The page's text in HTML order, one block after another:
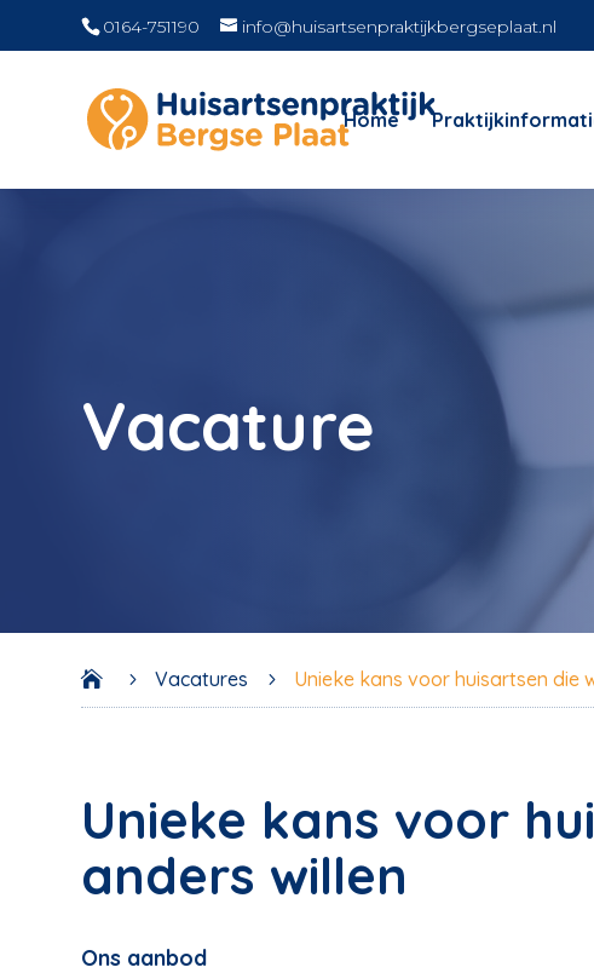
0164-751190 info@huisartsenpraktijkbergseplaat.nl
Home
Vacature
 5 Vacatures 5 Unieke kans voor huisartsen die
Unieke kans voor
anders willen
Ons aanbod